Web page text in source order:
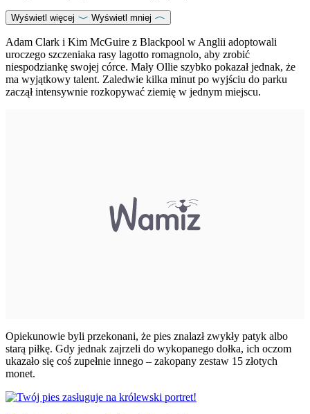
Wyświetl więcej Wyświetl mniej
Adam Clark i Kim McGuire z Blackpool w Anglii adoptowali
uroczego szczeniaka rasy lagotto romagnolo, aby zrobić
niespodziankę swojej córce. Mały Ollie szybko pokazał jednak, że
ma wyjątkowy talent. Zaledwie kilka minut po wyjściu do parku
zaczął intensywnie rozkopywać ziemię w jednym miejscu.
Opiekunowie byli przekonani, że pies znalazł zwykły patyk albo
starą piłkę. Gdy jednak zajrzeli do wykopanego dołka, ich oczom
ukazało się coś zupełnie innego – zakopany zestaw 15 złotych
monet.